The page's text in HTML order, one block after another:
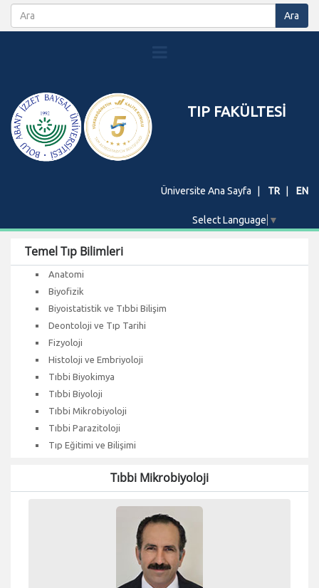
TIP FAKÜLTESİ
Üniversite Ana Sayfa TR EN
Select Language ▼
Temel Tıp Bilimleri
Anatomi
Biyofizik
Biyoistatistik ve Tıbbi Bilişim
Deontoloji ve Tıp Tarihi
Fizyoloji
Histoloji ve Embriyoloji
Tıbbi Biyokimya
Tıbbi Biyoloji
Tıbbi Mikrobiyoloji
Tıbbi Parazitoloji
Tıp Eğitimi ve Bilişimi
Tıbbi Mikrobiyoloji